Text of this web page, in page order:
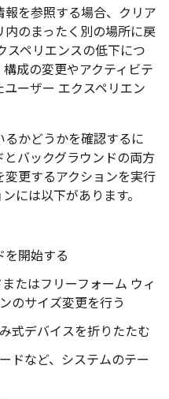
を参照する場合、クリア
のまったく別の場所に戻
スペリエンスの低下につ
成の変更やアクティビテ
ーザー エクスペリエン
かどうかを確認するに
バックグラウンドの両方
更するアクションを実行
には以下があります。
を開始する
たはフリーフォーム ウィ
のサイズ変更を行う
式デバイスを折りたたむ
ドなど、システムのテー